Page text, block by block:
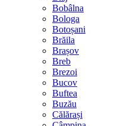
Bobâlna
Bologa
Botoșani
Brăila
Brașov
Breb
Brezoi
Bucov
Buftea
Buzău
Călărași